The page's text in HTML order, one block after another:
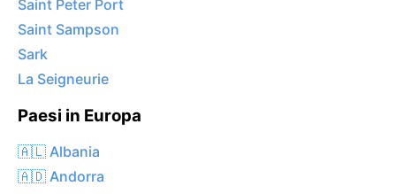
Saint Peter Port
Saint Sampson
Sark
La Seigneurie
Paesi in Europa
🇦🇱 Albania
🇦🇩 Andorra